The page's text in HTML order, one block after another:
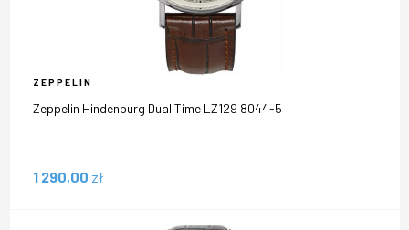
ZEPPELIN
Zeppelin Hindenburg Dual Time LZ129 8044-5
1 290,00 zł